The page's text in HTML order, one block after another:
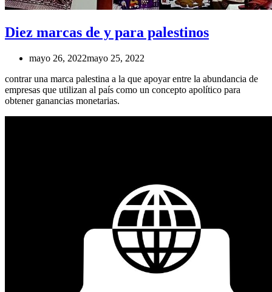
Diez marcas de y para palestinos
mayo 26, 2022mayo 25, 2022
contrar una marca palestina a la que apoyar entre la abundancia de
empresas que utilizan al país como un concepto apolítico para
obtener ganancias monetarias.